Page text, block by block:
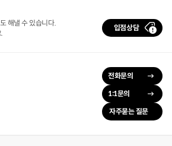
해낼 수 있습니다.
입점상담
전화문의
1:1문의
자주묻는 질문